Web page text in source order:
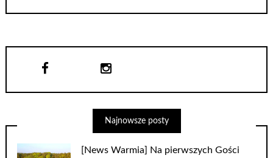
Najnowsze posty
[News Warmia] Na pierwszych Gości